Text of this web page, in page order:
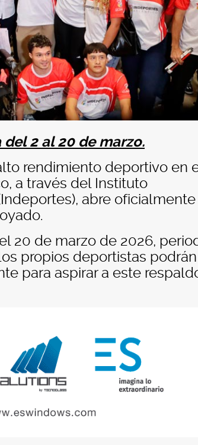
2 al 20 de marzo.
rendimiento deportivo en
a través del Instituto
abre
20 de marzo de 2026,
propios deportistas podrán
para aspirar a este